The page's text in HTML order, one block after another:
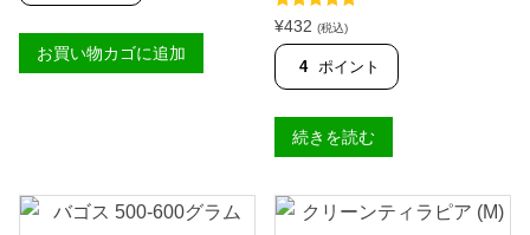
肉
1
個
】
個
お買い物カゴに追加
5段階中5.00
の評価
¥432 (税込)
4 ポイント
続きを読む